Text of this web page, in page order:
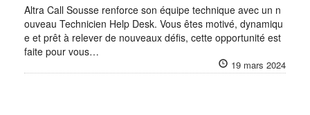
Altra Call Sousse renforce son équipe technique avec un n
ouveau Technicien Help Desk. Vous êtes motivé, dynamiqu
e et prêt à relever de nouveaux défis, cette opportunité est
faite pour vous…
19 mars 2024